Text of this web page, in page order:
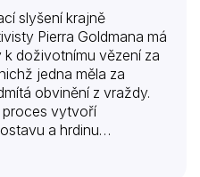
slyšení krajně
Pierra Goldmana má
doživotnímu vězení za
jedna měla za
obvinění z vraždy.
proces vytvoří
a hrdinu
s jeho mladým
skřípe. Věčný